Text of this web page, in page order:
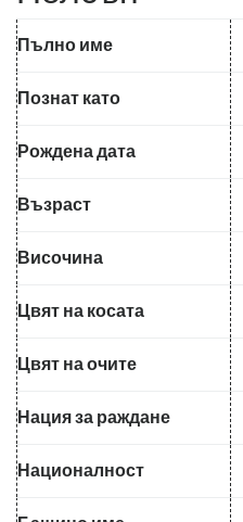
Пълно име
Познат като
Рождена дата
Възраст
Височина
Цвят на косата
Цвят на очите
Нация за раждане
Националност